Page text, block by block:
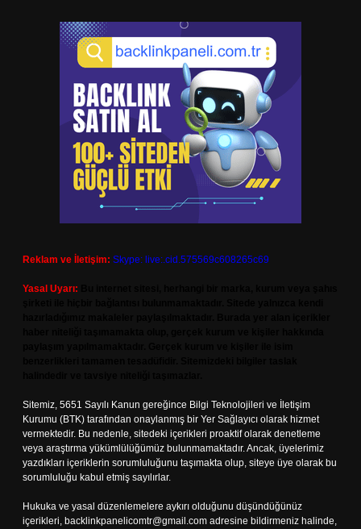
Reklam ve İletişim: Skype: live:.cid.575569c608265c69
Yasal Uyarı:
Sitemiz, 5651 Sayılı Kanun gereğince Bilgi Teknolojileri ve İletişim
Kurumu (BTK) tarafından onaylanmış bir Yer Sağlayıcı olarak hizmet
vermektedir. Bu nedenle, sitedeki içerikleri proaktif olarak denetleme
veya araştırma yükümlülüğümüz bulunmamaktadır. Ancak, üyelerimiz
yazdıkları içeriklerin sorumluluğunu taşımakta olup, siteye üye olarak bu
sorumluluğu kabul etmiş sayılırlar.
Hukuka ve yasal düzenlemelere aykırı olduğunu düşündüğünüz
içerikleri, backlinkpanelicomtr@gmail.com adresine bildirmeniz halinde,